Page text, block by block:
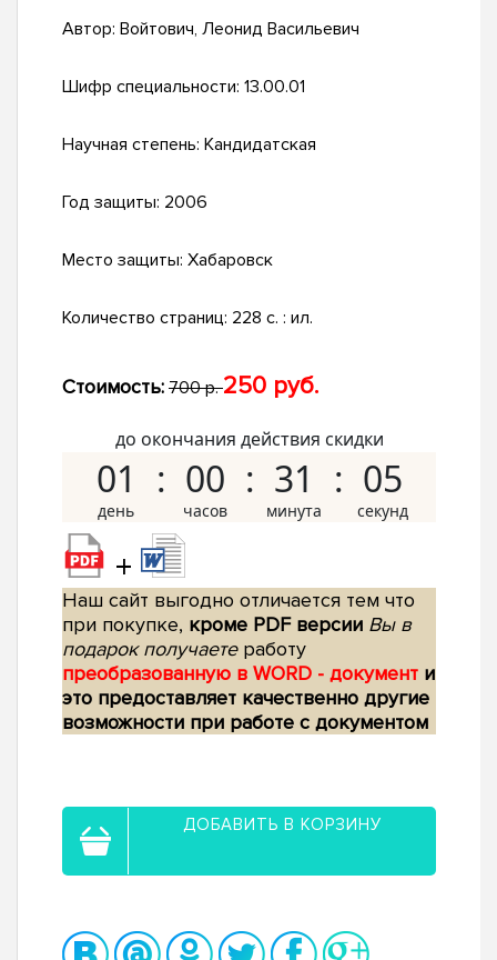
Автор: Войтович, Леонид Васильевич
Шифр специальности: 13.00.01
Научная степень: Кандидатская
Год защиты: 2006
Место защиты: Хабаровск
Количество страниц: 228 с. : ил.
Стоимость: 700 р.250 руб.
до окончания действия скидки
01 00 31 04
+
Наш сайт выгодно отличается тем что
при покупке, кроме PDF версии Вы в
подарок получаетеработу
преобразованную в WORD - документ и
это предоставляет качественно другие
возможности при работе с документом
ДОБАВИТЬ В КОРЗИНУ